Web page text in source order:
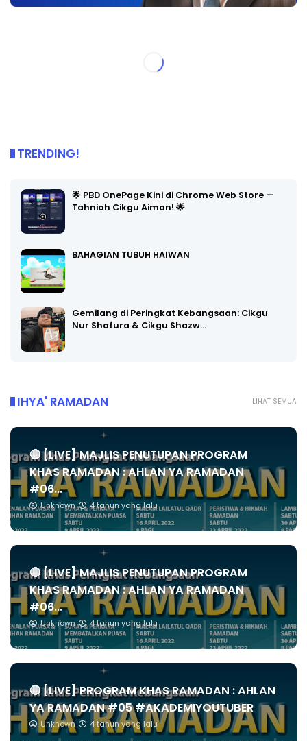
TRENDING!
🌟 PBD OnePage Kini di Chrome Web Store —
Tahniah Cikgu Aiman! 🌟
BAHAGIAN TUBUH HAIWAN
Gemilang di Peringkat Kebangsaan: Cikgu
Nur Shafura & Cikgu Shazw…
LIHAT SEMUA
IHYA' RAMADAN
🔴 [LIVE] MAJLIS PENUTUPAN PROGRAM
KHAS RAMADAN : AHLAN YA RAMADAN
#06...
Unknown 4 tahun yang lalu
🔴 [LIVE] MAJLIS PENUTUPAN PROGRAM
KHAS RAMADAN : AHLAN YA RAMADAN
#06...
Unknown 4 tahun yang lalu
🔴 [LIVE] PROGRAM KHAS RAMADAN : AHLAN
YA RAMADAN #05 #AKADEMIYOUTUBER
Unknown 4 tahun yang lalu